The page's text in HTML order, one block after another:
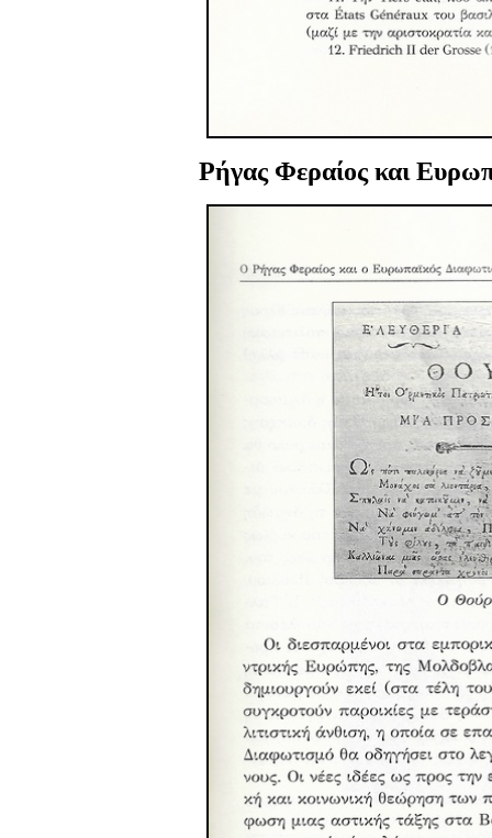
Ρήγας Φεραίος και